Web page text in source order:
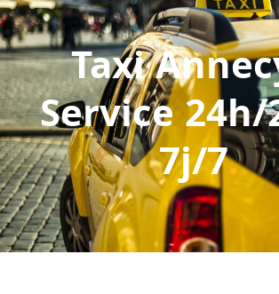
Taxi
Service
7j/7.